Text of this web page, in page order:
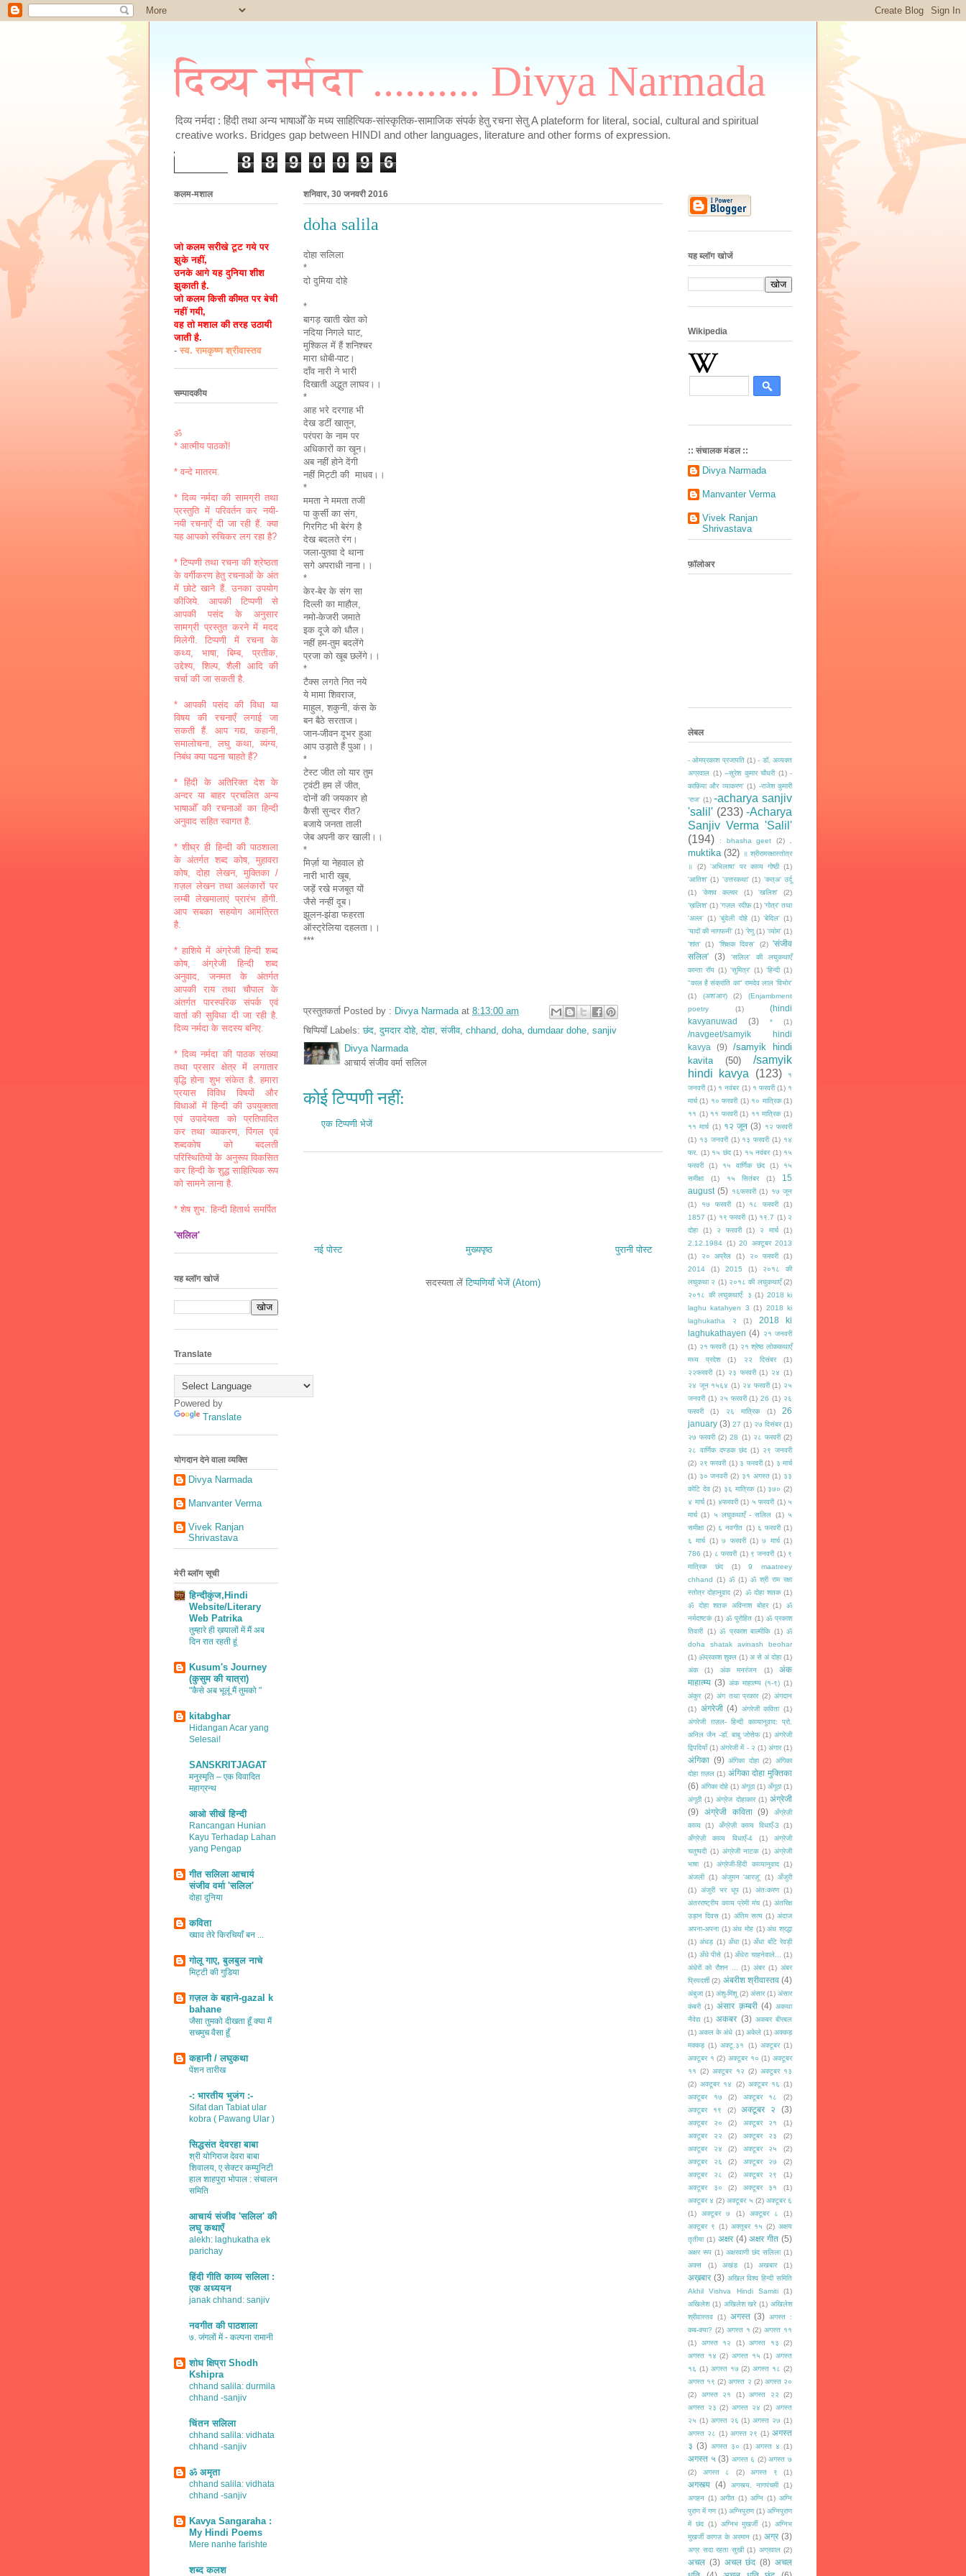
दिव्य नर्मदा .......... Divya Narmada
दिव्य नर्मदा : हिंदी तथा अन्य भाषाओँ के मध्य साहित्यिक-सांस्कृतिक-सामाजिक संपर्क हेतु रचना सेतु A plateform for literal, social, cultural and spiritual
creative works. Bridges gap between HINDI and other languages, literature and other forms of expression.
8 8 9 0 0 9 6
शनिवार, 30 जनवरी 2016
doha salila
दोहा सलिला
*
दो दुमिया दोहे
*
बागड़ खाती खेत को
नदिया निगले घाट,
मुश्किल में हैं शनिश्चर
मारा धोबी-पाट।
दाँव नारी ने भारी
दिखाती अद्भुत लाघव।।
*
आह भरे दरगाह भी
देख डटीं खातून,
परंपरा के नाम पर
अधिकारों का खून।
अब नहीं होने देंगी
नहीं मिट्टी की माधव।।
*
ममता ने ममता तजी
पा कुर्सी का संग,
गिरगिट भी बेरंग है
देख बदलते रंग।
जला-पुतवा दे थाना
सगे अपराधी नाना।।
*
केर-बेर के संग सा
दिल्ली का माहौल,
नमो-केजरी जमाते
इक दूजे को धौल।
नहीं हम-तुम बदलेंगे
प्रजा को खूब छलेंगे।।
*
टैक्स लगते नित नये
ये मामा शिवराज,
माहुल, शकुनी, कंस के
बन बैठे सरताज।
जान-जीवन दूभर हुआ
आप उड़ाते हैं पुआ।।
*
टेस्ट जीत लो यार तुम
ट्वंटी हम लें जीत,
दोनों की जयकार हो
कैसी सुन्दर रीत?
बजाये जनता ताली
जेब अपनी कर खाली।।
*
मिर्ज़ा या नेहवाल हो
नारी भारी खूब,
जड़ें रखे मजबूत यों
जैसे नन्हीं दूब।
झूलन-झंडा फहरता
ऑस्ट्रेलिया दहलता।।
***
प्रस्तुतकर्ता Posted by : Divya Narmada at 8:13:00 am
चिप्पियाँ Labels:छंद ,दुमदार दोहे,दोहा ,संजीव, chhand doha dumdaar dohe sanjiv
Divya Narmada
आचार्य संजीव वर्मा सलिल
कोई टिप्पणी नहीं:
एक टिप्पणी भेजें
नई पोस्ट पुरानी पोस्ट
मुख्यपृष्ठ
सदस्यता लेंटिप्पणियाँ भेजें (Atom)
कलम-मशाल
जो कलम सरीखे टूट गये पर
झुके नहीं,
उनके आगे यह दुनिया शीश
झुकाती है.
जो कलम किसी कीमत पर बेची
नहीं गयी,
वह तो मशाल की तरह उठायी
जाती है.
- स्व. रामकृष्ण श्रीवास्तव
सम्पादकीय
ॐ
* आत्मीय पाठकों!
* वन्दे मातरम.
* दिव्य नर्मदा की सामग्री तथा
प्रस्तुति में परिवर्तन कर नयी-
नयी रचनाएँ दी जा रही हैं. क्या
यह आपको रुचिकर लग रहा है?
* टिप्पणी तथा रचना की श्रेष्ठता
के वर्गीकरण हेतु रचनाओं के अंत
में छोटे खाने हैं. उनका उपयोग
कीजिये. आपकी टिप्पणी से
आपकी पसंद के अनुसार
सामग्री प्रस्तुत करने में मदद
मिलेगी. टिप्पणी में रचना के
कथ्य, भाषा, बिम्ब, प्रतीक,
उद्देश्य, शिल्प, शैली आदि की
चर्चा की जा सकती है.
* आपकी पसंद की विधा या
विषय की रचनाएँ लगाई जा
सकती हैं. आप गद्य, कहानी,
समालोचना, लघु कथा, व्यंग्य,
निबंध क्या पढना चाहते हैं?
* हिंदी के अतिरिक्त देश के
अन्दर या बाहर प्रचलित अन्य
भाषाओँ की रचनाओं का हिन्दी
अनुवाद सहित स्वागत है.
* शीघ्र ही हिन्दी की पाठशाला
के अंतर्गत शब्द कोष, मुहावरा
कोष, दोहा लेखन, मुक्तिका /
ग़ज़ल लेखन तथा अलंकारों पर
लम्बी लेखमालाएं प्रारंभ होंगी.
आप सबका सहयोग आमंत्रित
है.
* हाशिये में अंग्रेजी हिन्दी शब्द
कोष, अंग्रेजी हिन्दी शब्द
अनुवाद, जनमत के अंतर्गत
आपकी राय तथा चौपाल के
अंतर्गत पारस्परिक संपर्क एवं
वार्ता की सुविधा दी जा रही है.
दिव्य नर्मदा के सदस्य बनिए.
* दिव्य नर्मदा की पाठक संख्या
तथा प्रसार क्षेत्र में लगातार
वृद्धि होना शुभ संकेत है. हमारा
प्रयास विविध विषयों और
विधाओं में हिन्दी की उपयुक्तता
एवं उपादेयता को प्रतिपादित
कर तथा व्याकरण, पिंगल एवं
शब्दकोष को बदलती
परिस्थितियों के अनुरूप विकसित
कर हिन्दी के शुद्ध साहित्यिक रूप
को सामने लाना है.
* शेष शुभ. हिन्दी हितार्थ समर्पित
'सलिल'
यह ब्लॉग खोजें
Translate
Powered by
Translate
योगदान देने वाला व्यक्ति
Divya Narmada
Manvanter Verma
Vivek Ranjan
Shrivastava
मेरी ब्लॉग सूची
हिन्दीकुंज,Hindi
Website/Literary
Web Patrika
तुम्हारे ही ख़यालों में मैं अब
दिन रात रहती हूं
Kusum's Journey
(कुसुम की यात्रा)
"कैसे अब भूलूं मैं तुमको "
kitabghar
Hidangan Acar yang
Selesai!
SANSKRITJAGAT
मनुस्मृति – एक विवादित
महाग्रन्थ
आओ सीखें हिन्दी
Rancangan Hunian
Kayu Terhadap Lahan
yang Pengap
गीत सलिला आचार्य
संजीव वर्मा 'सलिल'
दोहा दुनिया
कविता
ख्वाव तेरे किरचियाँ बन ...
गोलू गाए, बुलबुल नाचे
मिट्टी की गुडिया
ग़ज़ल के बहाने-gazal k
bahane
जैसा तुमको दीखता हूँ क्या मैं
सचमुच वैसा हूँ
कहानी / लघुकथा
पेंशन तारीख
-: भारतीय भुजंग :-
Sifat dan Tabiat ular
kobra ( Pawang Ular )
सिद्धसंत देवरहा बाबा
श्री योगिराज देवरा बाबा
शिवालय, ए सेक्टर कम्युनिटी
हाल शाहपुरा भोपाल : संचालन
समिति
आचार्य संजीव 'सलिल' की
लघु कथाएँ
alekh: laghukatha ek
parichay
हिंदी गीति काव्य सलिला :
एक अध्ययन
janak chhand: sanjiv
नवगीत की पाठशाला
७. जंगलों में - कल्पना रामानी
शोध क्षिप्रा Shodh
Kshipra
chhand salila: durmila
chhand -sanjiv
चिंतन सलिला
chhand salila: vidhata
chhand -sanjiv
ॐ अमृता
chhand salila: vidhata
chhand -sanjiv
Kavya Sangaraha :
My Hindi Poems
Mere nanhe farishte
शब्द कलश
यह ब्लॉग खोजें
Wikipedia
:: संचालक मंडल ::
Divya Narmada
Manvanter Verma
Vivek Ranjan
Shrivastava
फ़ॉलोअर
लेबल
- ओमप्रकाश प्रजापति (1) - डॉ. अव्यक्त
अग्रवाल (1) --सुरेश कुमार चौधरी (1) -
काफ़िया और व्याकरण' (1) -राजेश कुमारी
‘राज‘ (1) -acharya sanjiv
'salil' (233) -Acharya
Sanjiv Verma 'Salil'
(194)
: bhasha geet (2)
muktika (32)
॥ श्रीरामरक्षास्तोत्र
॥
(2) 'अभिलाषा' पर काव्य गोष्ठी (1)
'आतिश' (1) 'उत्तरकथा' (1) 'कत्अ' उर्दू
(1)
'केशव कल्चर (1) 'खलिश'
(2)
’ख़लिश' (1) 'गज़ल रदीफ़ (1) 'गोत्र' तथा
'अल्ल' (1) 'बुंदेली दोहे (1) 'बेदिल' (1)
‘यादों की नागफनी’ (1) 'रेणु (1) 'व्योम' (1)
'शांत' (1) 'शिक्षक दिवस' (2) 'संजीव
सलिल'
(3)
'सलिल' की लघुकथाएँ
कान्ता रॉय (1) 'सुमित्र' (1) ‘हिन्दी (1)
"काल है संक्रांति का" रामदेव लाल 'विभोर'
(1)
(अश'आर) (2)
(Enjambment
poetry
(1)
(hindi
kavyanuwad
(3) * (1)
/navgeet/samyik hindi
kavya
(9)
/samyik hindi
kavita
(50)
/samyik
hindi kavya
(123)
१
जनवरी (1) १ नवंबर (1) १ फरवरी (1) १
मार्च (1) १० फरवरी (1) १० मात्रिक (1)
११ (1) ११ फरवरी (1) ११ मात्रिक (1)
११ मार्च (1) १२ जून (3) १२ फरवरी
(1) १३ जनवरी (1) १३ फरवरी (1) १४
फर. (1) १५ छंद (1) १५ नवंबर (1) १५
फरवरी
(1) १५ वार्णिक छंद (1)
१५
समीक्षा
(1) १५ सितंबर (1)
15
august (5) १६फरवरी (1) १७ जून
(1)
१७ फरवरी (1) १८ फरवरी
(1)
1857 (1) १९ फरवरी (1) १९.7 (1) २
दोहा
(1) २ फरवरी (1) २ मार्च
(1)
2.12.1984 (1) 20 अक्टूबर 2013
(1)
२० अप्रैल (1) २० फरवरी
(1)
2014
(1) 2015 (1)
२०१८ की
लघुकथा २ (1) २०१८ की लघुकथाएँ (2)
२०१८ की लघुकथाएँ: ३ (1) 2018 ki
laghu katahyen 3 (1) 2018 ki
laghukatha २
(1)
2018 ki
laghukathayen (4) २१ जनवरी
(1) २१ फरवरी (1) २१ श्रेष्ठ लोककथाएँ
मध्य प्रदेश
(1) २२ दिसंबर
(1)
२२फरवरी (1) २३ फरवरी (1) २४ (1)
२४ जून १५६४ (1) २४ फरवरी (1) २५
जनवरी (1) २५ फरवरी (1) 26 (1) २६
फरवरी
(1) २६ मात्रिक (1)
26
january (3) 27 (1) २७ दिसंबर (1)
२७ फरवरी (2) 28 (1) २८ फरवरी (2)
२८ वार्णिक दण्डक छंद (1) २९ जनवरी
(2) २९ फरवरी (1) ३ फरवरी (1) ३ मार्च
(1) ३० जनवरी (2) ३१ अगस्त (1) ३३
कोटि देव (2) ३६ मात्रिक (1) ३७० (2)
४ मार्च (1) ४फरवरी (1) ५ फरवरी (1) ५
मार्च (1) ५ लघुकथाएँ - सलिल (1) ५
समीक्षा (2) ६ नवगीत (1) ६ फरवरी (1)
६ मार्च (1) ७ फरवरी (1) ७ मार्च (1)
786 (1) ८ फरवरी (1) ९ जनवरी (1) ९
मात्रिक छंद
(1)
9 maatreey
chhand (1) ॐ (1) ॐ श्री राम रक्षा
स्तोत्र दोहानुवाद (2) ॐ दोहा शतक (1)
ॐ दोहा शतक अविनाश बोहर
(1)
ॐ
नर्मदाष्टकं (1) ॐ पुरोहित (1) ॐ प्रकाश
तिवारी (1) ॐ प्रकाश बाल्मीकि (1) ॐ
doha shatak avinash beohar
(1) ॐप्रकाश शुक्ल (1) अ से अं दोहा (1)
अंक
(1) अंक मनरंजन (1)
अंक
माहात्म्य (3) अंक माहात्म्य (१-९) (1)
अंकुर (2) अंग तथा प्रकार (2) अंगदान
(1) अंगरेजी (4) अंगरेजी कविता (1)
अंगरेजी ग़ज़ल- हिन्दी काव्यानुवाद: प्रो.
अनिल जैन -डॉ. बाबु जोसेफ (1) अंगरेजी
द्विपदियाँ (1) अंगरेजी में - २ (1) अंगार (1)
अंगिका (9) अंगिका दोहा (2) अंगिका
दोहा ग़ज़ल (1) अंगिका दोहा मुक्तिका
(6) अंगिका दोहे (1) अंगूठा (1) अँगूठा (1)
अंगूठी (1) अंग्रेज दोहाकार (1) अंग्रेजी
(9)
अंग्रेजी कविता (9)
अँग्रेज़ी
काव्य (1) अँग्रेज़ी काव्य विधाएँ-3
(1)
अँग्रेज़ी काव्य विधाएँ-4
(1)
अंग्रेजी
चतुष्पदी (1) अंग्रेजी नाटक (1) अंग्रेजी
भाषा
(1) अंग्रेजी-हिंदी काव्यानुवाद (1)
अंजली (1) अंजुमन 'आरज़ू' (1) अँजुरी
(1) अंजुरी भर धूप (1) अंतःकरण (1)
अंतरराष्ट्रीय काव्य प्रेमी मंच (1) अंतरिक्ष
उड़ान दिवस (1) अंतिम सत्य (1) अंदाज
अपना-अपना (1) अंध मोह (1) अंध श्रद्धा
(1) अंधड़ (1) अँधा (1) अँधा बाँटे रेवड़ी
(1) अँधे पीसे (1) अँधेरा चाहनेवाले...
(1)
अंधेरों को रौशन ...
(1) अंबर (1) अंबर
प्रियदर्शी (2) अंबरीश श्रीवास्तव (4)
अंबुजा (1) अंशु-मिंशू (2) अंसार (1) अंसार
कंबरी (1) अंसार क़म्बरी (4) अकथा
नैवेद्य (1) अकबर (3) अकबर बीरबल
(1) अकल के अंधे (1) अकेले (1) अक्कड़
मक्कड़ (1) अक्टू.३१ (1) अक्टूबर (1)
अक्टूबर १ (2) अक्टूबर १० (1) अक्टूबर
११ (2) अक्टूबर १२ (2) अक्टूबर १३
(2) अक्टूबर १४ (2) अक्टूबर १६ (1)
अक्टूबर १७
(2) अक्टूबर १८
(2)
अक्टूबर १९
(2) अक्टूबर २ (3)
अक्टूबर २० (2) अक्टूबर २१
(1)
अक्टूबर २२
(2) अक्टूबर २३
(2)
अक्टूबर २४
(2) अक्टूबर २५
(2)
अक्टूबर २६
(2) अक्टूबर २७
(2)
अक्टूबर २८
(2) अक्टूबर २९
(1)
अक्टूबर ३०
(2) अक्टूबर ३१
(1)
अक्टूबर ४ (2) अक्टूबर ५ (2) अक्टूबर ६
(1)
अक्टूबर ७ (1) अक्टूबर ८
(1)
अक्टूबर ९ (1) अक्तूबर १५ (2) अक्षय
तृतीया (1) अक्षर (4) अक्षर गीत (5)
अक्षर रूप (1) अक्षरवाणी छंद सलिला (1)
अक्स
(1) अखंड (1) अखबार (1)
अख़बार (3) अखिल विश्व हिन्दी समिति
Akhil Vishva Hindi Samiti
(1)
अखिलेश (1) अखिलेश खरे (1) अखिलेश
श्रीवास्तव (1) अगस्त (3) अगस्त :
कब-क्या? (2) अगस्त १ (2) अगस्त ११
(1)
अगस्त १२ (1) अगस्त १३
(2)
अगस्त १४ (2) अगस्त १५ (1) अगस्त
१६ (1) अगस्त १७ (2) अगस्त १८ (2)
अगस्त १९ (2) अगस्त २ (2) अगस्त २०
(2)
अगस्त २१ (1) अगस्त २२
(2)
अगस्त २३ (2) अगस्त २४ (2) अगस्त
२५ (1) अगस्त २६ (1) अगस्त २७ (1)
अगस्त २८ (1) अगस्त २९ (1) अगस्त
३ (3) अगस्त ३० (1) अगस्त ४ (1)
अगस्त ५ (3) अगस्त ६ (2) अगस्त ७
(2)
अगस्त ८ (2) अगस्त ९ (1)
अगस्त्य (4) अगस्त्य. नागपंचमी
(1)
अगहन (1) अगीत (1) अग्नि (1) अग्नि
पुराण में गण (1) अग्निपुराण (1) अग्निपुराण
में छंद (1) अग्निभ मुखर्जी (1) अग्निभ
मुखर्जी कागज़ के अरमान (1) अग्र (3)
अग्र सदा रहता सुखी (1) अग्रवाल (2)
अचल (3) अचल छंद (8) अचल